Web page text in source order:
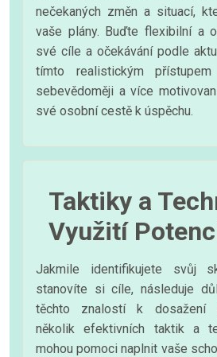
nečekaných změn a situací,
vaše plány. Buďte flexibilní a
své cíle a očekávání podle
tímto realistickým
sebevědoměji a více
své osobní cestě k úspěchu.
Taktiky a
Využití
Jakmile identifikujete svůj
stanovíte si cíle, následuje
těchto znalostí k dosažení
několik efektivních taktik a
mohou pomoci naplnit vaše